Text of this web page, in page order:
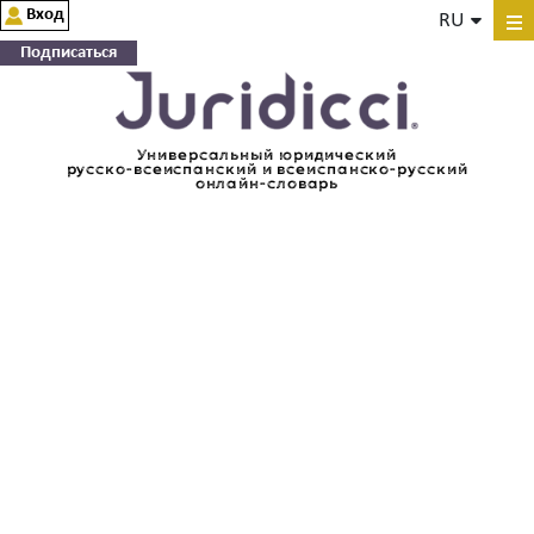
Универсальный юридический
русско-всеиспанский и всеиспанско-русский
онлайн-словарь
RU
Вход
Подписаться